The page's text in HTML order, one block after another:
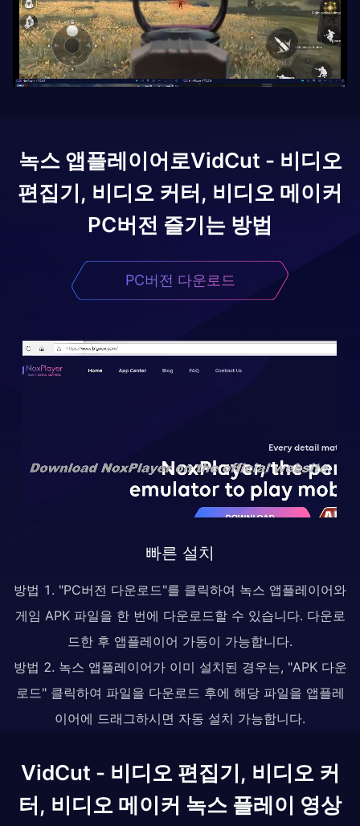
녹스 앱플레이어로VidCut - 비디오
편집기, 비디오 커터, 비디오 메이커
PC버전 즐기는 방법
PC버전 다운로드
빠른 설치
방법 1. "PC버전 다운로드"를 클릭하여 녹스 앱플레이어와
게임 APK 파일을 한 번에 다운로드할 수 있습니다. 다운로
드한 후 앱플레이어 가동이 가능합니다.
방법 2. 녹스 앱플레이어가 이미 설치된 경우는, "APK 다운
로드" 클릭하여 파일을 다운로드 후에 해당 파일을 앱플레
이어에 드래그하시면 자동 설치 가능합니다.
VidCut - 비디오 편집기, 비디오 커
터, 비디오 메이커 녹스 플레이 영상